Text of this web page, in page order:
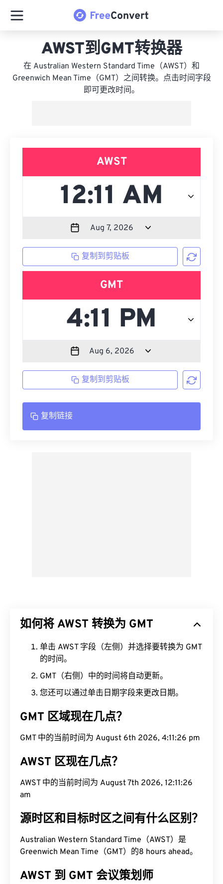
AWST到GMT转换器
在 Australian Western Standard Time（AWST）和
Greenwich Mean Time（GMT）之间转换。点击时间字段
即可更改时间。
AWST
复制到剪贴板
GMT
复制到剪贴板
复制链接
如何将 AWST 转换为 GMT
单击 AWST 字段（左侧）并选择要转换为 GMT
的时间。
GMT（右侧）中的时间将自动更新。
您还可以通过单击日期字段来更改日期。
GMT 区域现在几点？
GMT 中的当前时间为 August 6th 2026, 4:11:27 pm
AWST 区现在几点？
AWST 中的当前时间为 August 7th 2026, 12:11:27
am
源时区和目标时区之间有什么区别？
Australian Western Standard Time（AWST）是
Greenwich Mean Time（GMT）的8 hours ahead。
AWST 到 GMT 会议策划师